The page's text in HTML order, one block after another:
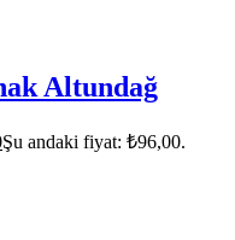
Altundağ
Şu andaki fiyat: ₺96,00.